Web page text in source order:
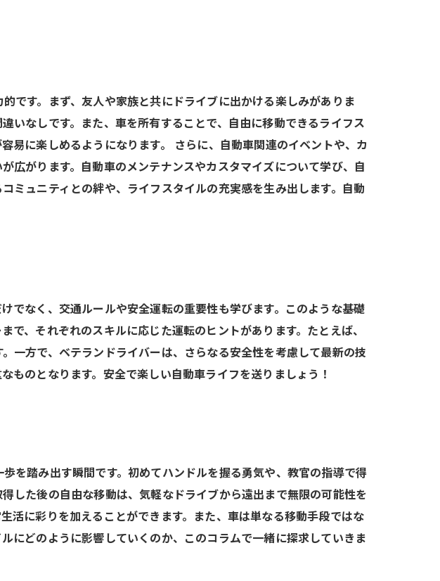
です。まず、友人や家族と共にドライブに出かける楽しみがありま
いなしです。また、車を所有することで、自由に移動できるライフス
易に楽しめるようになります。 さらに、自動車関連のイベントや、カ
広がります。自動車のメンテナンスやカスタマイズについて学び、自
ミュニティとの絆や、ライフスタイルの充実感を生み出します。自動
でなく、交通ルールや安全運転の重要性も学びます。このような基礎
、それぞれのスキルに応じた運転のヒントがあります。たとえば、
一方で、ベテランドライバーは、さらなる安全性を考慮して最新の技
ものとなります。安全で楽しい自動車ライフを送りましょう！
を踏み出す瞬間です。初めてハンドルを握る勇気や、教官の指導で得
した後の自由な移動は、気軽なドライブから遠出まで無限の可能性を
活に彩りを加えることができます。また、車は単なる移動手段ではな
にどのように影響していくのか、このコラムで一緒に探求していきま